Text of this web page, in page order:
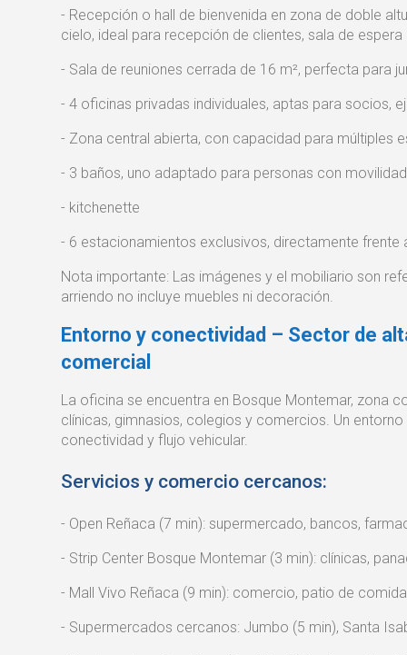
- Recepción o hall de bienvenida en zona de doble
cielo, ideal para recepción de clientes, sala de
- Sala de reuniones cerrada de 16 m², perfecta para
- 4 oficinas privadas individuales, aptas para socios,
- Zona central abierta, con capacidad para
- 3 baños, uno adaptado para personas con
- kitchenette
- 6 estacionamientos exclusivos, directamente frente
Nota importante: Las imágenes y el mobiliario son
arriendo no incluye muebles ni decoración.
Entorno y conectividad – Sector de
comercial
La oficina se encuentra en Bosque Montemar, zona
clínicas, gimnasios, colegios y comercios. Un
conectividad y flujo vehicular.
Servicios y comercio cercanos:
- Open Reñaca (7 min): supermercado, bancos,
- Strip Center Bosque Montemar (3 min): clínicas,
- Mall Vivo Reñaca (9 min): comercio, patio de
- Supermercados cercanos: Jumbo (5 min), Santa